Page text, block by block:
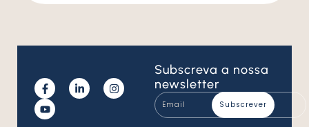
Subscreva a nossa
newsletter
Email
*